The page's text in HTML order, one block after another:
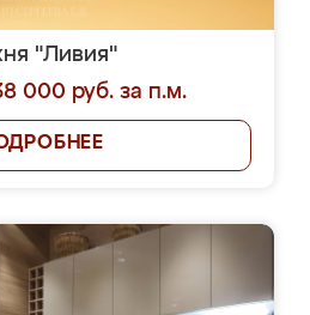
"Ливия"
000 руб. за п.м.